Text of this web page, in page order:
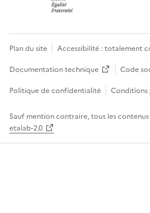
Plan du site Accessibilité : totalement
Documentation technique
Code
Politique de confidentialité
Conditions
Sauf mention contraire, tous les
etalab-2.0